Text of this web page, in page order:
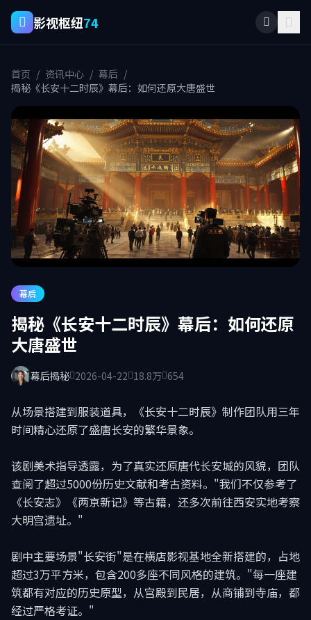
影视枢纽74
首页 / 资讯中心 / 幕后 /
揭秘《长安十二时辰》幕后：如何还原大唐盛世
幕后
揭秘《长安十二时辰》幕后：如何还原
大唐盛世
幕后揭秘 2026-04-22 18.8万 654
从场景搭建到服装道具，《长安十二时辰》制作团队用三年
时间精心还原了盛唐长安的繁华景象。
该剧美术指导透露，为了真实还原唐代长安城的风貌，团队
查阅了超过5000份历史文献和考古资料。"我们不仅参考了
《长安志》《两京新记》等古籍，还多次前往西安实地考察
大明宫遗址。"
剧中主要场景"长安街"是在横店影视基地全新搭建的，占地
超过3万平方米，包含200多座不同风格的建筑。"每一座建
筑都有对应的历史原型，从宫殿到民居，从商铺到寺庙，都
经过严格考证。"